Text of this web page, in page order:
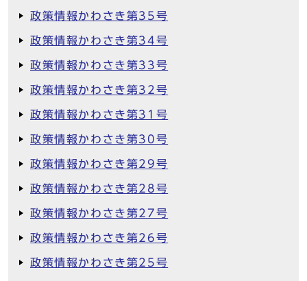
政策情報かわさき第35号
政策情報かわさき第34号
政策情報かわさき第33号
政策情報かわさき第32号
政策情報かわさき第31号
政策情報かわさき第30号
政策情報かわさき第29号
政策情報かわさき第28号
政策情報かわさき第27号
政策情報かわさき第26号
政策情報かわさき第25号